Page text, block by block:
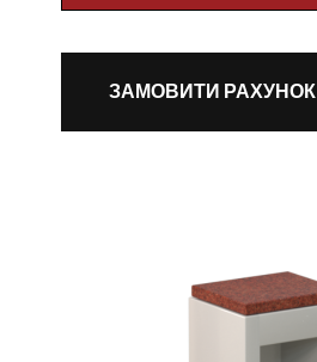
ЗАМОВИТИ РАХУНОК